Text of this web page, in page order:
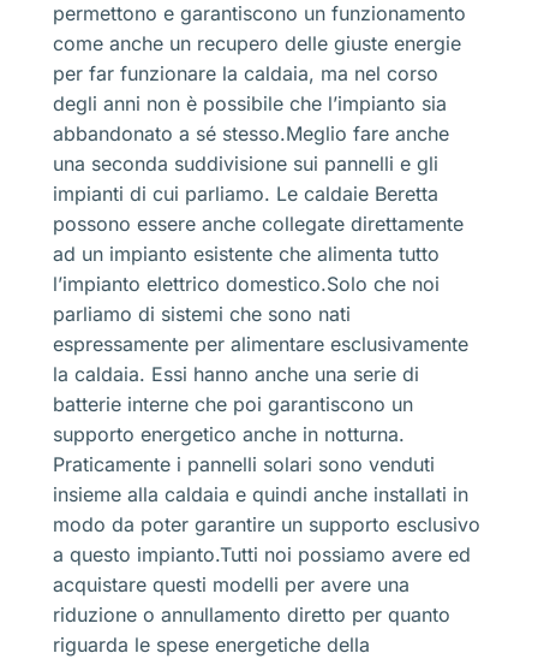
permettono e garantiscono un funzionamento
come anche un recupero delle giuste energie
per far funzionare la caldaia, ma nel corso
degli anni non è possibile che l’impianto sia
abbandonato a sé stesso.Meglio fare anche
una seconda suddivisione sui pannelli e gli
impianti di cui parliamo. Le caldaie Beretta
possono essere anche collegate direttamente
ad un impianto esistente che alimenta tutto
l’impianto elettrico domestico.Solo che noi
parliamo di sistemi che sono nati
espressamente per alimentare esclusivamente
la caldaia. Essi hanno anche una serie di
batterie interne che poi garantiscono un
supporto energetico anche in notturna.
Praticamente i pannelli solari sono venduti
insieme alla caldaia e quindi anche installati in
modo da poter garantire un supporto esclusivo
a questo impianto.Tutti noi possiamo avere ed
acquistare questi modelli per avere una
riduzione o annullamento diretto per quanto
riguarda le spese energetiche della